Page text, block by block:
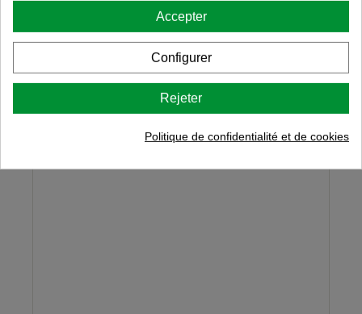
Accepter
Configurer
Rejeter
Politique de confidentialité et de cookies